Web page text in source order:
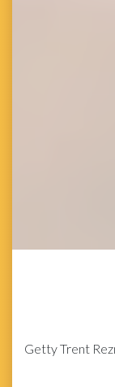
GettyTrent